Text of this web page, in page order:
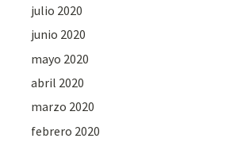
julio 2020
junio 2020
mayo 2020
abril 2020
marzo 2020
febrero 2020